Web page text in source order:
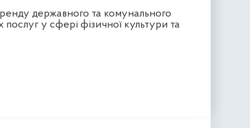
державного та комунального
у сфері фізичної культури та